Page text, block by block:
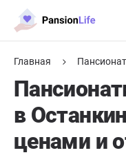
Главная
в
ценами и